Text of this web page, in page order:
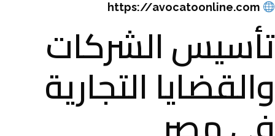
https://avocatoonline.com
تأسيس الشركات
والقضايا التجارية